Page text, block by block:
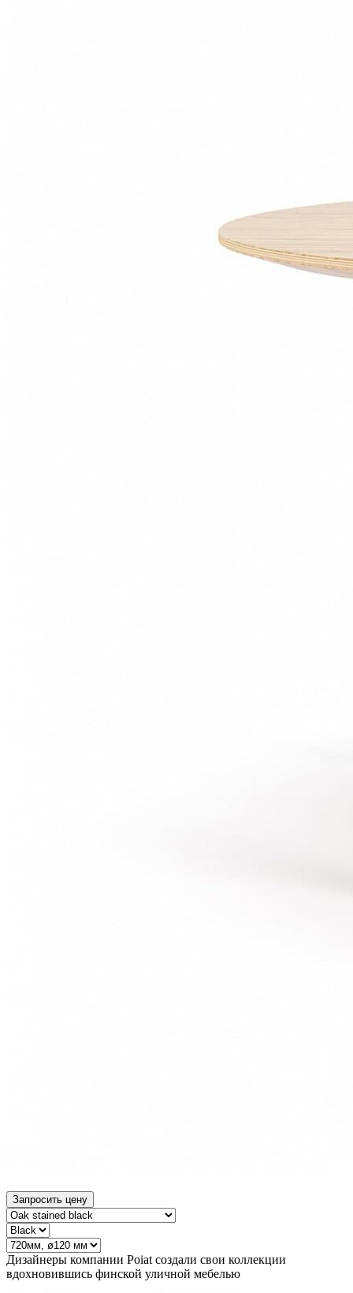
Запросить цену
Дизайнеры компании Poiat создали свои коллекции
вдохновившись финской уличной мебелью